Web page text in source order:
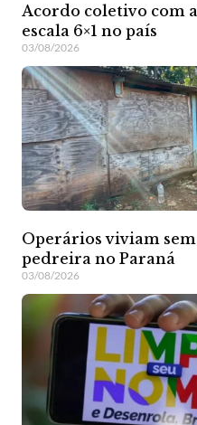
Acordo coletivo com
escala 6×1 no país
03/08/2026
Operários viviam sem
pedreira no Paraná
03/08/2026